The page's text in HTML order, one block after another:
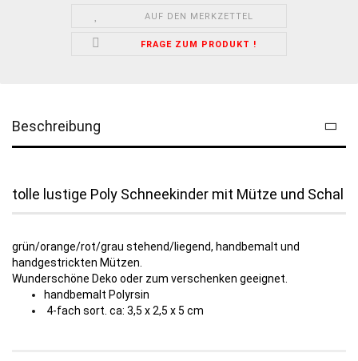
AUF DEN MERKZETTEL
FRAGE ZUM PRODUKT !
Beschreibung
tolle lustige Poly Schneekinder mit Mütze und Schal
grün/orange/rot/grau stehend/liegend, handbemalt und
handgestrickten Mützen.
Wunderschöne Deko oder zum verschenken geeignet.
handbemalt Polyrsin
4-fach sort. ca: 3,5 x 2,5 x 5 cm